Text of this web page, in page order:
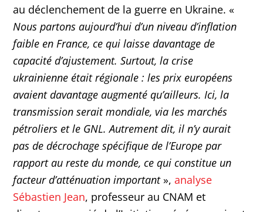
au déclenchement de la guerre en Ukraine. «
Nous partons aujourd’hui d’un niveau d’inflation
faible en France, ce qui laisse davantage de
capacité d’ajustement. Surtout, la crise
ukrainienne était régionale : les prix européens
avaient davantage augmenté qu’ailleurs. Ici, la
transmission serait mondiale, via les marchés
pétroliers et le GNL. Autrement dit, il n’y aurait
pas de décrochage spécifique de l’Europe par
rapport au reste du monde, ce qui constitue un
facteur d’atténuation important»,analyse
Sébastien Jean, professeur au CNAM et